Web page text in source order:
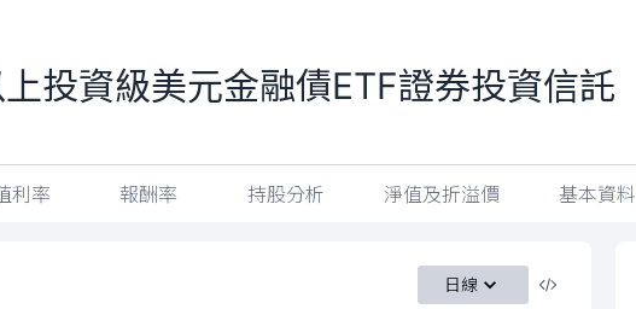
投資級美元金融債ETF證券投資信託
利率 報酬率 持股分析 淨值及折溢價 基本資料
日線